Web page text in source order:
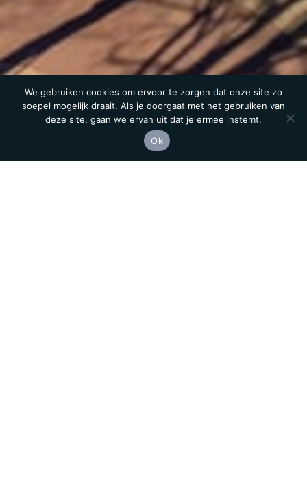
Meer informatie
We gebruiken cookies om ervoor te zorgen dat onze site zo
soepel mogelijk draait. Als je doorgaat met het gebruiken van
deze site, gaan we ervan uit dat je ermee instemt.
Ok